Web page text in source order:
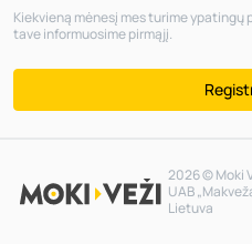
Kiekvieną mėnesį mes turime ypatingų
tave informuosime pirmąjį.
2026 © Moki
UAB
Lietuva